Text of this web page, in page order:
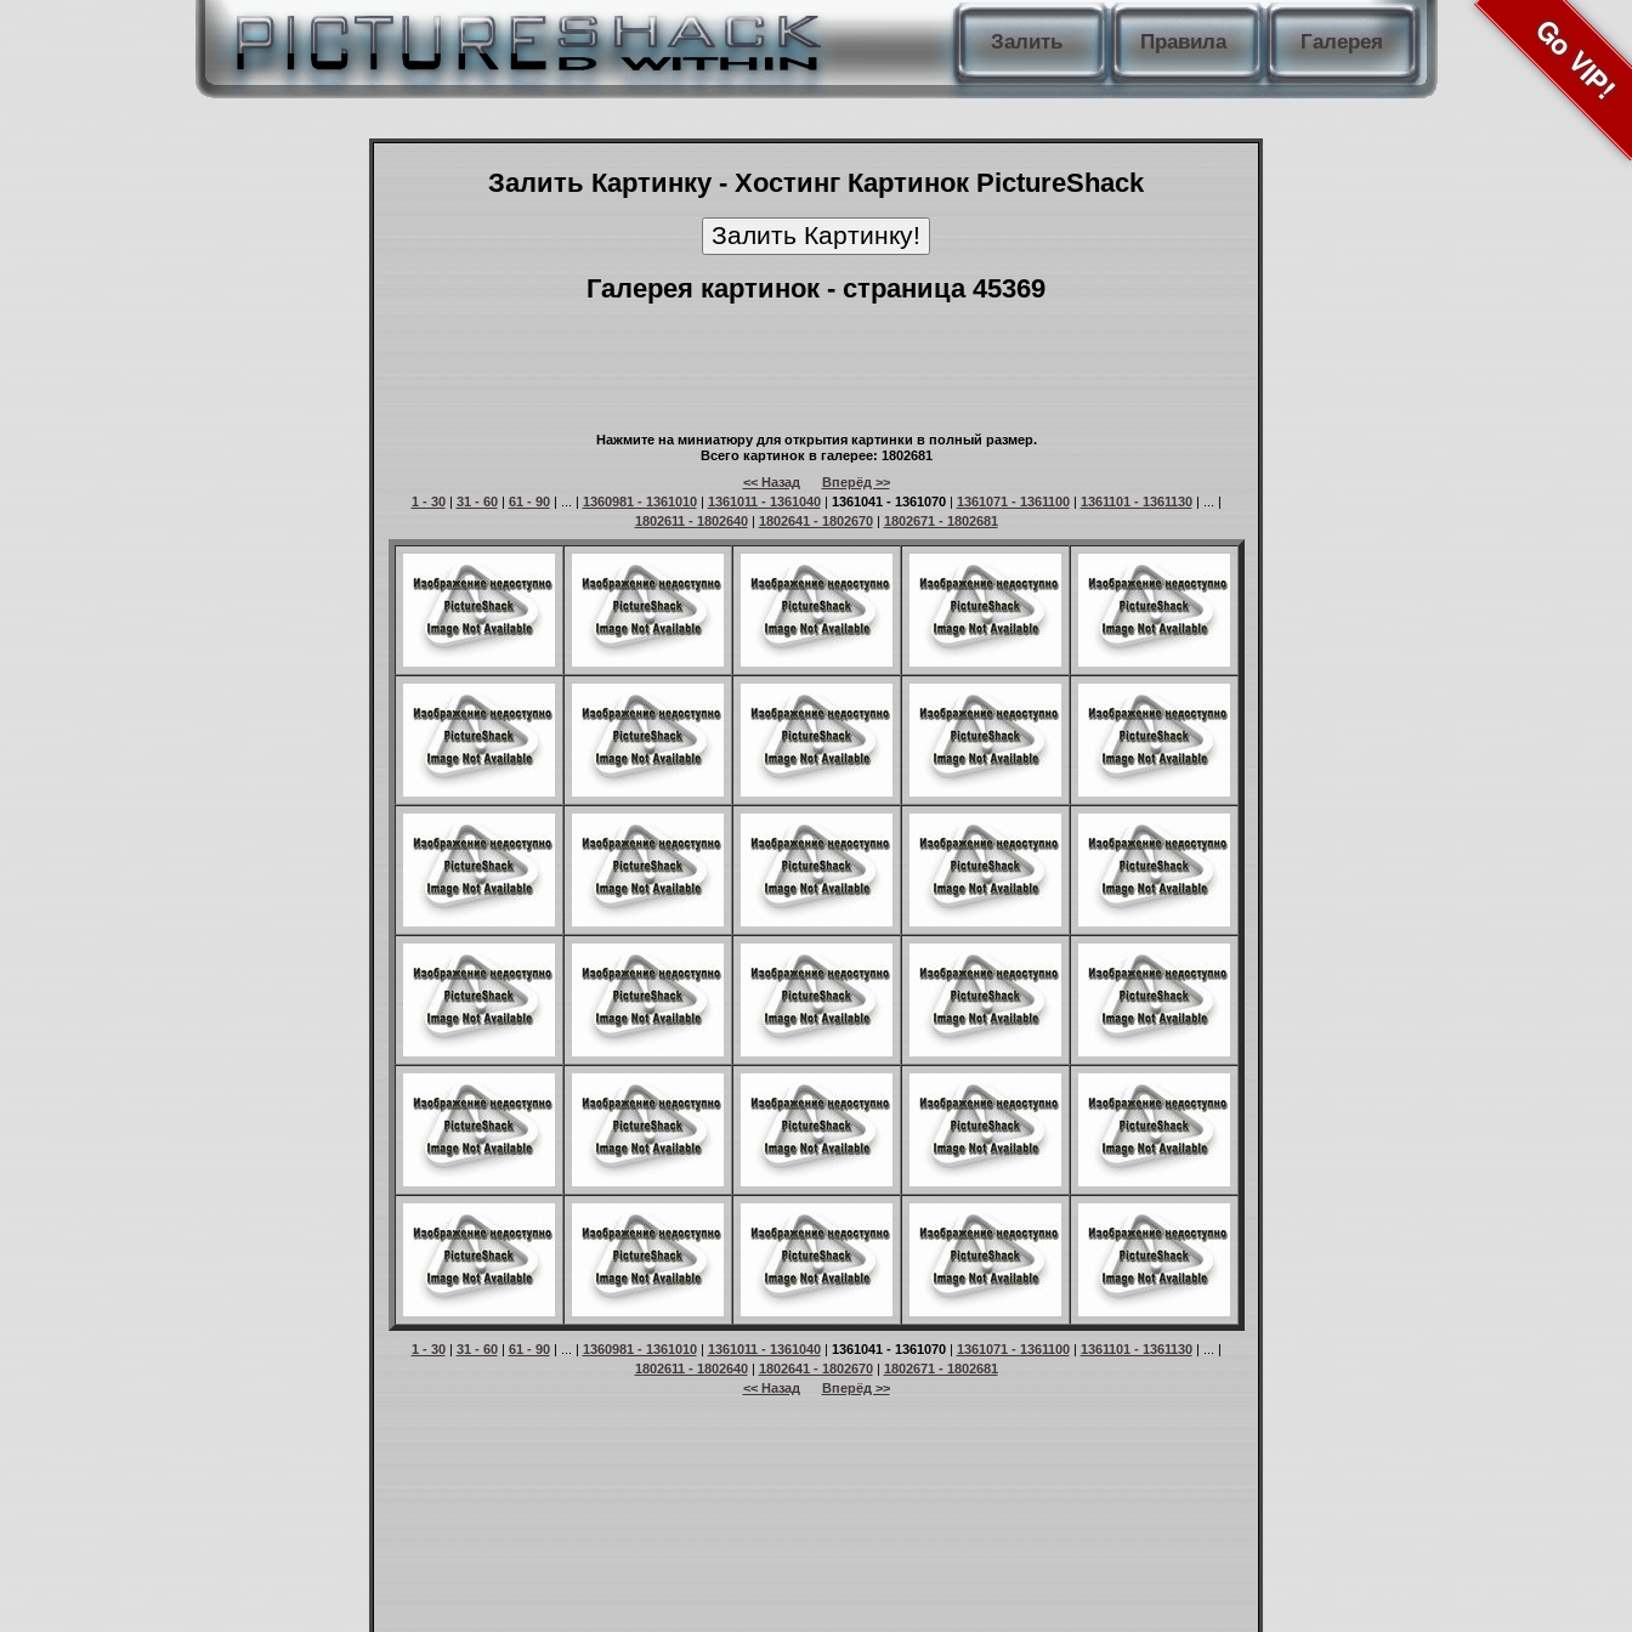
Залить Правила Галерея Go VIP!
Залить Картинку - Хостинг Картинок PictureShack
Галерея картинок - страница 45369
Нажмите на миниатюру для открытия картинки в полный размер.
Всего картинок в галерее: 1802681
<< Назад
Вперёд >>
1 - 30| 31 - 60| 61 - 90| ... | 1360981 - 1361010| 1361011 - 1361040| 1361041 - 1361070| 1361071 - 1361100| 1361101 - 1361130| ... |
1802611 - 1802640| 1802641 - 1802670| 1802671 - 1802681
1 - 30| 31 - 60| 61 - 90| ... | 1360981 - 1361010| 1361011 - 1361040| 1361041 - 1361070| 1361071 - 1361100| 1361101 - 1361130| ... |
1802611 - 1802640| 1802641 - 1802670| 1802671 - 1802681
<< Назад
Вперёд >>